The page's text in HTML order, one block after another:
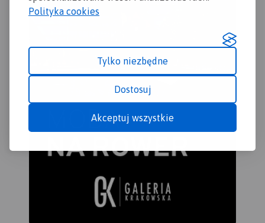
Polityka cookies
Tylko niezbędne
Dostosuj
Akceptuj wszystkie